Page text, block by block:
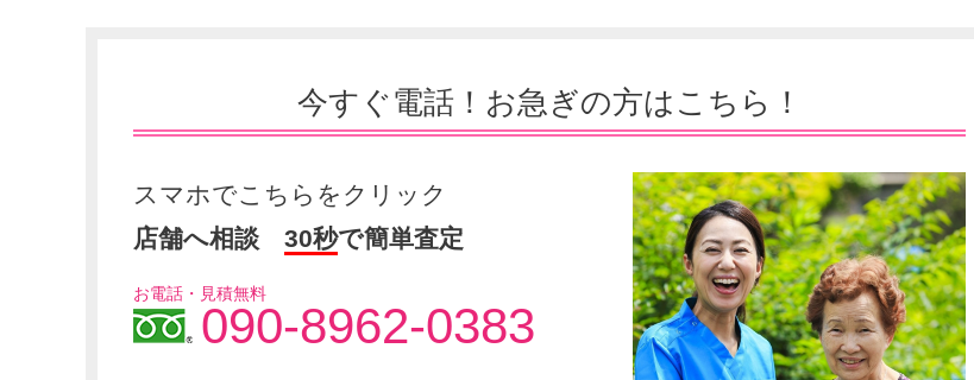
今すぐ電話！ お急ぎの方はこちら！
スマホでこちらをクリック
店舗へ相談 30秒で簡単査定
お電話・見積無料
090-8962-0383